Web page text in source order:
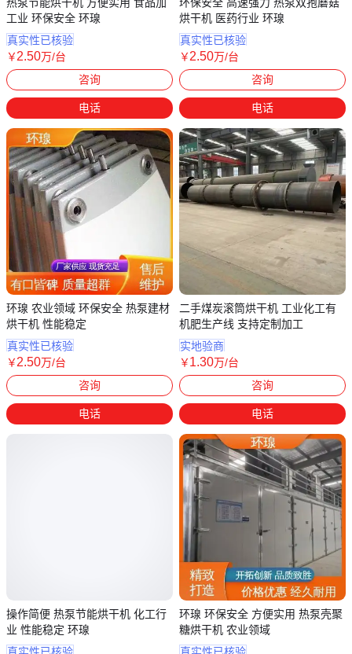
工业 环保安全 环瑔
真实性已核验
￥2.50万/台
江苏无锡
咨询
电话
环瑔 农业领域 环保安全 热泵建材
烘干机 性能稳定
真实性已核验
￥2.50万/台
江苏南通
咨询
电话
操作简便 热泵节能烘干机 化工行
业 性能稳定 环瑔
真实性已核验
烘干机 医药行业 环瑔
真实性已核验
￥2.50万/台
江苏苏州
咨询
电话
二手煤炭滚筒烘干机 工业化工有
机肥生产线 支持定制加工
实地验商
￥1.30万/台
山东济宁
咨询
电话
环瑔 环保安全 方便实用 热泵壳聚
糖烘干机 农业领域
真实性已核验